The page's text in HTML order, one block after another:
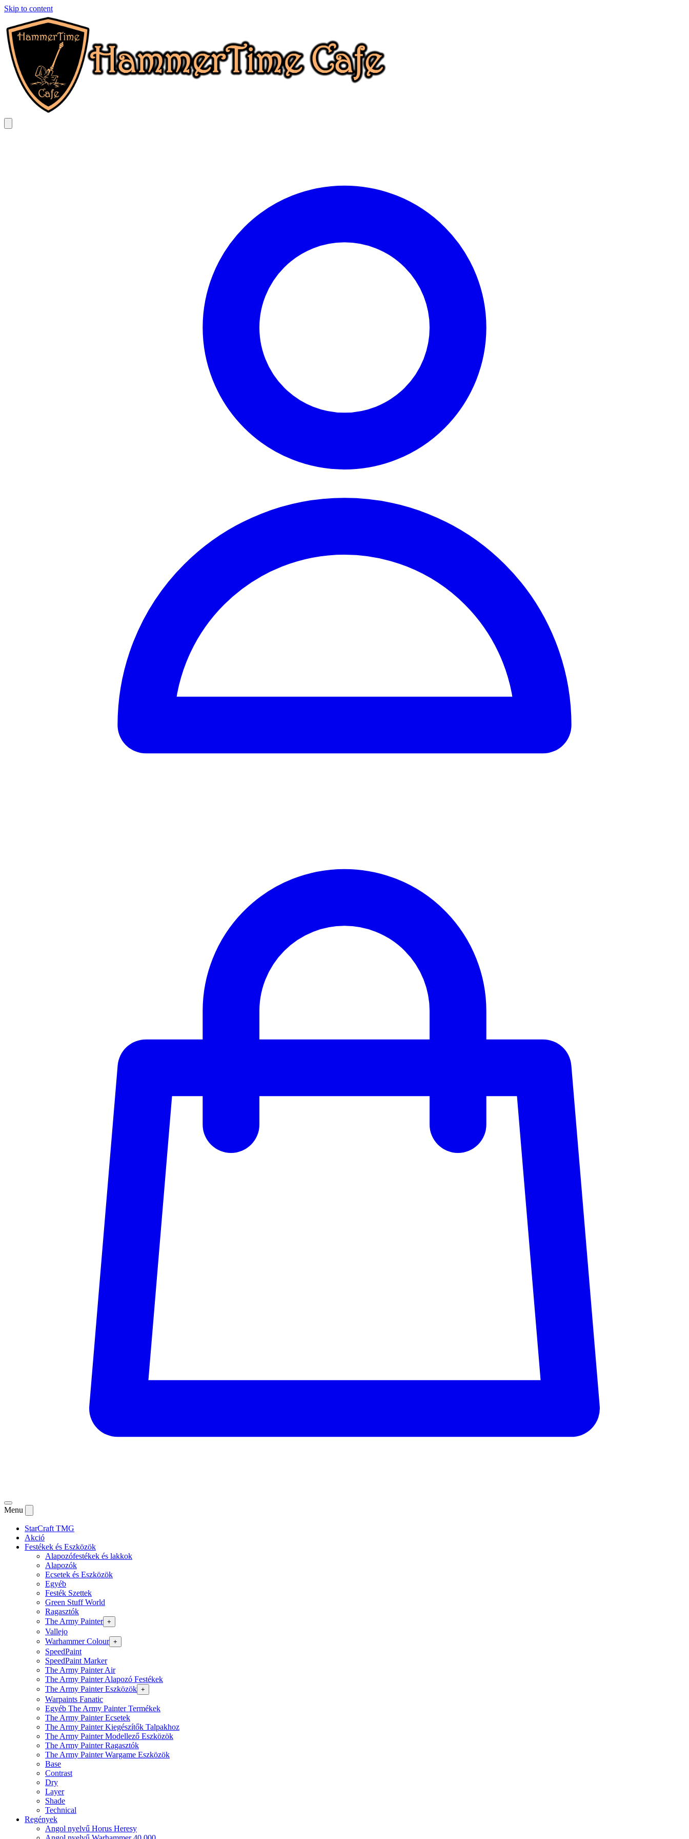
Skip to content
Menu
StarCraft TMG
Akció
Festékek és Eszközök
Alapozófestékek és lakkok
Alapozók
Ecsetek és Eszközök
Egyéb
Festék Szettek
Green Stuff World
Ragasztók
The Army Painter +
Vallejo
Warhammer Colour +
SpeedPaint
SpeedPaint Marker
The Army Painter Air
The Army Painter Alapozó Festékek
The Army Painter Eszközök +
Warpaints Fanatic
Egyéb The Army Painter Termékek
The Army Painter Ecsetek
The Army Painter Kiegészítők Talpakhoz
The Army Painter Modellező Eszközök
The Army Painter Ragasztók
The Army Painter Wargame Eszközök
Base
Contrast
Dry
Layer
Shade
Technical
Regények
Angol nyelvű Horus Heresy